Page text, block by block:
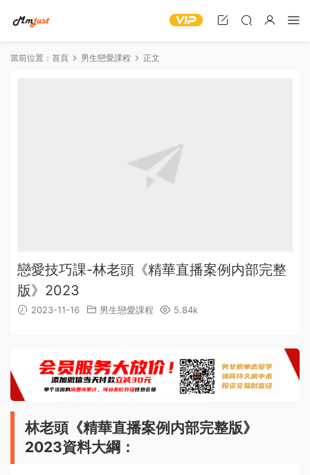
當前位置： 首頁 男生戀愛課程 正文
戀愛技巧課-林老頭《精華直播案例内部完整
版》2023
2023-11-16 男生戀愛課程 5.84k
林老頭《精華直播案例内部完整版》
2023資料大綱：